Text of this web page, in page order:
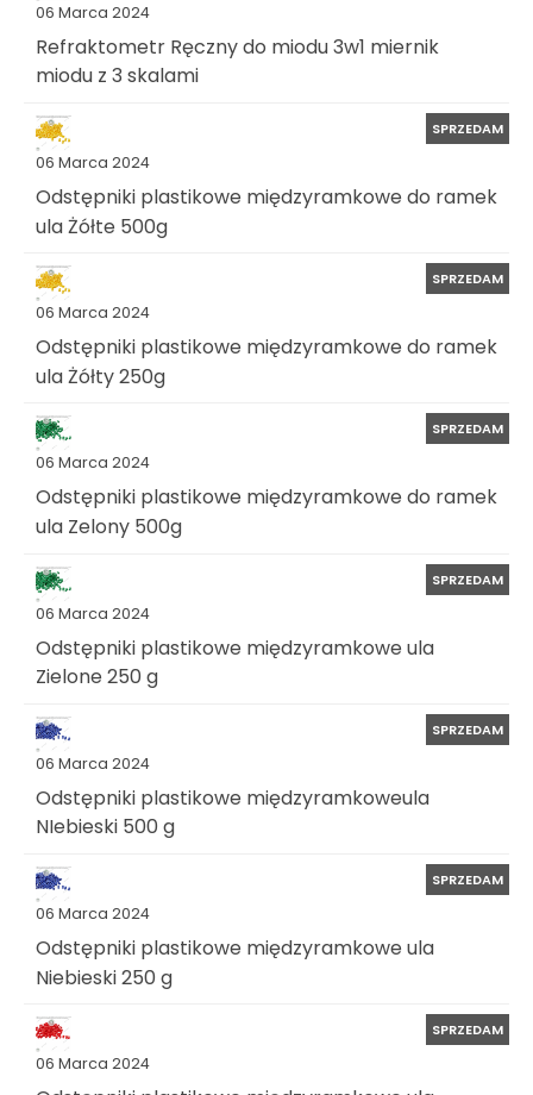
06 Marca 2024
Refraktometr Ręczny do miodu 3w1 miernik
miodu z 3 skalami
06 Marca 2024
SPRZEDAM
Odstępniki plastikowe międzyramkowe do ramek
ula Żółte 500g
06 Marca 2024
SPRZEDAM
Odstępniki plastikowe międzyramkowe do ramek
ula Żółty 250g
06 Marca 2024
SPRZEDAM
Odstępniki plastikowe międzyramkowe do ramek
ula Zelony 500g
06 Marca 2024
SPRZEDAM
Odstępniki plastikowe międzyramkowe ula
Zielone 250 g
06 Marca 2024
SPRZEDAM
Odstępniki plastikowe międzyramkoweula
NIebieski 500 g
06 Marca 2024
SPRZEDAM
Odstępniki plastikowe międzyramkowe ula
Niebieski 250 g
06 Marca 2024
SPRZEDAM